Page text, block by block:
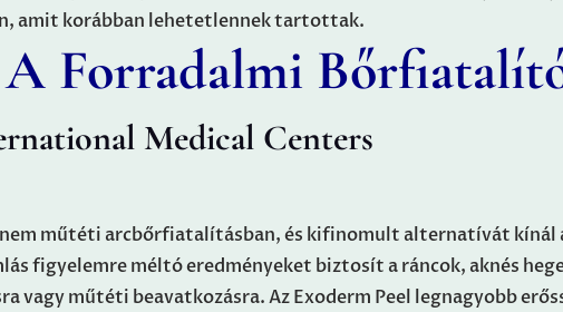
amit korábban lehetetlennek tartottak.
Forradalmi
Medical Centers
műtéti arcbőrfiatalításban, és kifinomult alternatívát kínál
figyelemre méltó eredményeket biztosít a ráncok, aknés
vagy műtéti beavatkozásra. Az Exoderm Peel legnagyobb